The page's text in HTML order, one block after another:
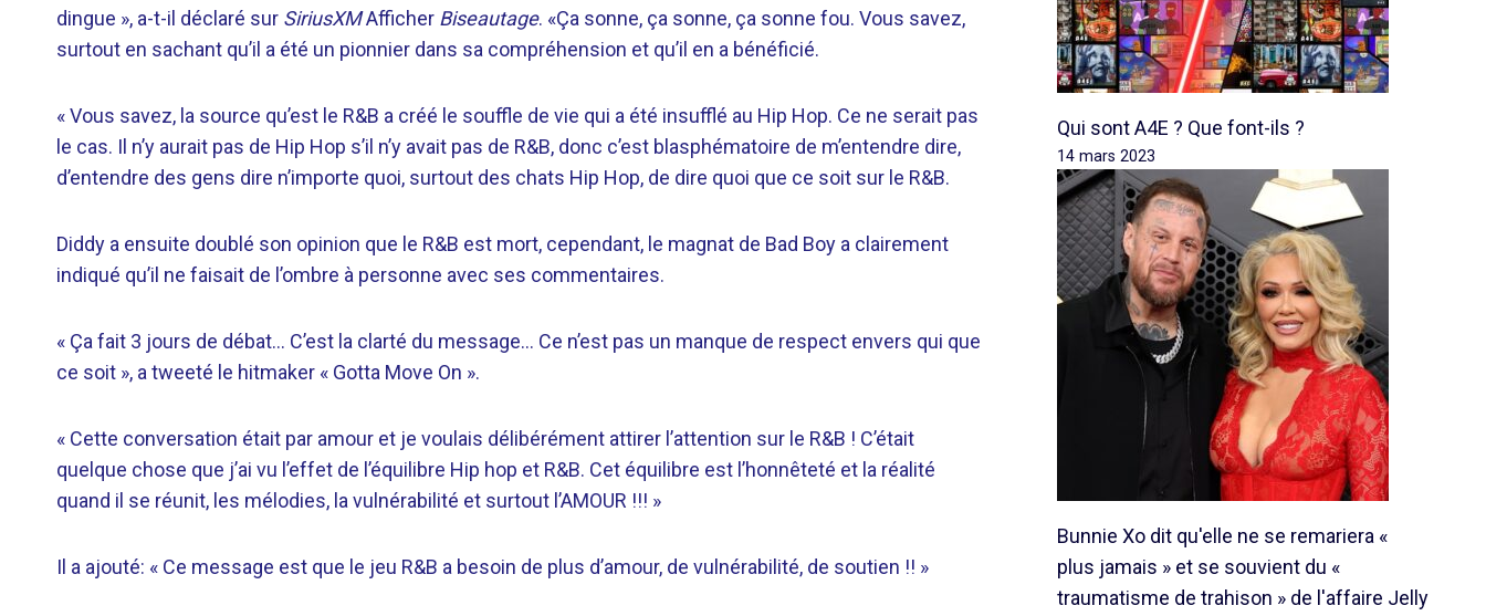
dingue », a-t-il déclaré sur SiriusXMAfficher Biseautage. «Ça sonne, ça sonne, ça sonne fou. Vous savez,
surtout en sachant qu’il a été un pionnier dans sa compréhension et qu’il en a bénéficié.
« Vous savez, la source qu’est le R&B a créé le souffle de vie qui a été insufflé au Hip Hop. Ce ne serait pas
le cas. Il n’y aurait pas de Hip Hop s’il n’y avait pas de R&B, donc c’est blasphématoire de m’entendre dire,
d’entendre des gens dire n’importe quoi, surtout des chats Hip Hop, de dire quoi que ce soit sur le R&B.
Diddy a ensuite doublé son opinion que le R&B est mort, cependant, le magnat de Bad Boy a clairement
indiqué qu’il ne faisait de l’ombre à personne avec ses commentaires.
« Ça fait 3 jours de débat… C’est la clarté du message… Ce n’est pas un manque de respect envers qui que
ce soit », a tweeté le hitmaker « Gotta Move On ».
« Cette conversation était par amour et je voulais délibérément attirer l’attention sur le R&B ! C’était
quelque chose que j’ai vu l’effet de l’équilibre Hip hop et R&B. Cet équilibre est l’honnêteté et la réalité
quand il se réunit, les mélodies, la vulnérabilité et surtout l’AMOUR !!! »
Il a ajouté: « Ce message est que le jeu R&B a besoin de plus d’amour, de vulnérabilité, de soutien !! »
Qui sont A4E ? Que font-ils ?
14 mars 2023
Bunnie Xo dit qu'elle ne se remariera «
plus jamais » et se souvient du «
traumatisme de trahison » de l'affaire Jelly